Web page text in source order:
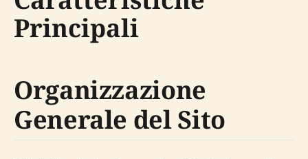
Principali
Organizzazione
Generale del Sito